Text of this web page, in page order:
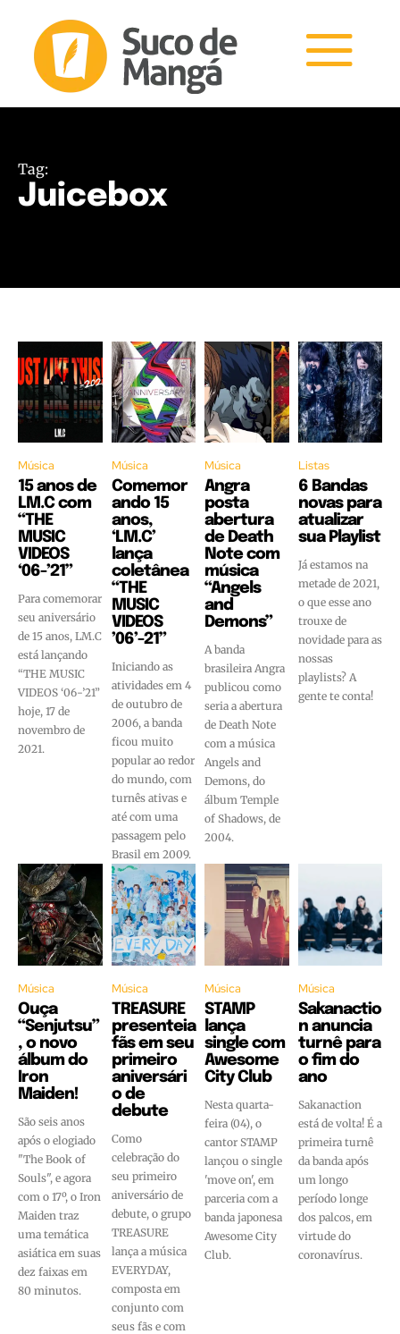
Tag:
Juicebox
Música
15 anos de
LM.C com
“THE
MUSIC
VIDEOS
‘06-’21”
Para comemorar
seu aniversário
de 15 anos, LM.C
está lançando
“THE MUSIC
VIDEOS ‘06-’21”
hoje, 17 de
novembro de
2021.
Música
Comemor
ando 15
anos,
‘LM.C’
lança
coletânea
“THE
MUSIC
VIDEOS
’06’-21”
Iniciando as
atividades em 4
de outubro de
2006, a banda
ficou muito
popular ao redor
do mundo, com
turnês ativas e
até com uma
passagem pelo
Brasil em 2009.
Música
Angra
posta
abertura
de Death
Note com
música
“Angels
and
Demons”
A banda
brasileira Angra
publicou como
seria a abertura
de Death Note
com a música
Angels and
Demons, do
álbum Temple
of Shadows, de
2004.
Listas
6 Bandas
novas para
atualizar
sua Playlist
Já estamos na
metade de 2021,
o que esse ano
trouxe de
novidade para as
nossas
playlists? A
gente te conta!
Música
Ouça
“Senjutsu”
, o novo
álbum do
Iron
Maiden!
São seis anos
após o elogiado
"The Book of
Souls", e agora
com o 17º, o Iron
Maiden traz
uma temática
asiática em suas
dez faixas em
80 minutos.
Música
TREASURE
presenteia
fãs em seu
primeiro
aniversári
o de
debute
Como
celebração do
seu primeiro
aniversário de
debute, o grupo
TREASURE
lança a música
EVERYDAY,
composta em
conjunto com
seus fãs e com
Música
STAMP
lança
single com
Awesome
City Club
Nesta quarta-
feira (04), o
cantor STAMP
lançou o single
'move on', em
parceria com a
banda japonesa
Awesome City
Club.
Música
Sakanactio
n anuncia
turnê para
o fim do
ano
Sakanaction
está de volta! É a
primeira turnê
da banda após
um longo
período longe
dos palcos, em
virtude do
coronavírus.